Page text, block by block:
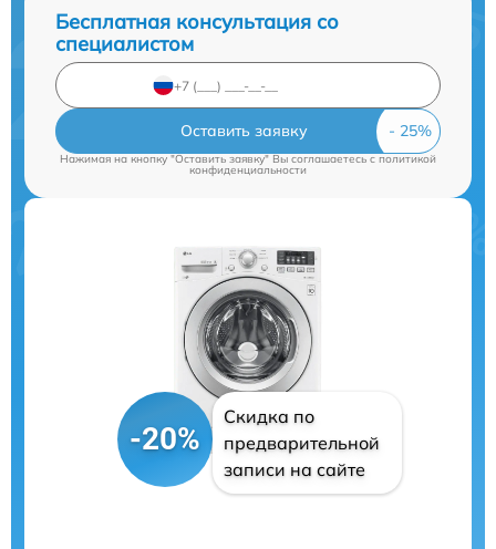
Бесплатная консультация со
специалистом
Оставить заявку
Нажимая на кнопку "Оставить заявку" Вы соглашаетесь c политикой
конфиденциальности
-20%
Скидка по
предварительной
записи на сайте